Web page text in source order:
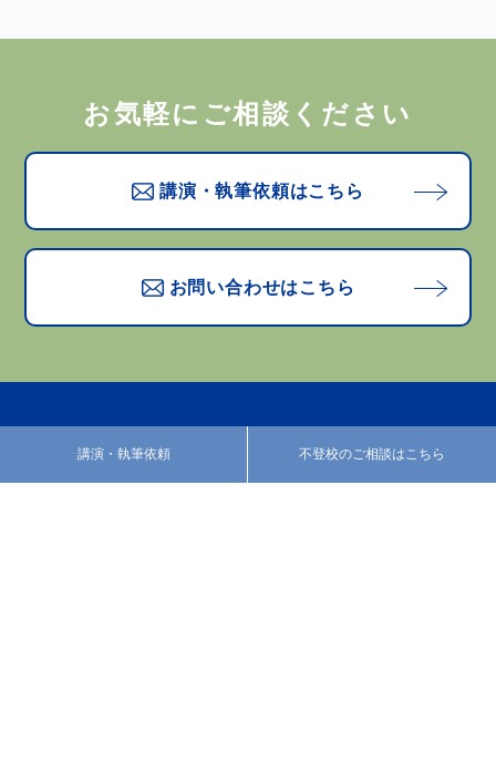
講演・執筆依頼 不登校のご相談はこちら
お気軽にご相談ください
講演・執筆依頼はこちら
お問い合わせはこちら